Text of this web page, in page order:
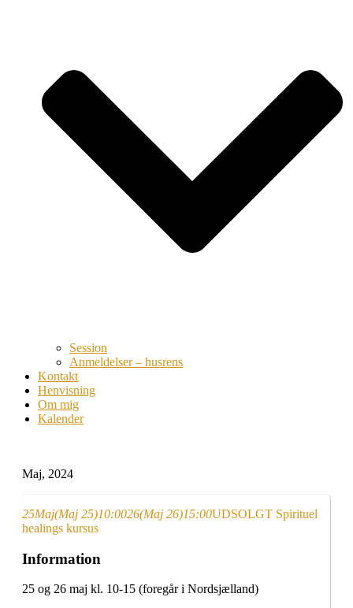
Session
Anmeldelser – husrens
Kontakt
Henvisning
Om mig
Kalender
Maj, 2024
25Maj(Maj 25)10:0026(Maj 26)15:00UDSOLGT Spirituel
healings kursus
Information
25 og 26 maj kl. 10-15 (foregår i Nordsjælland)